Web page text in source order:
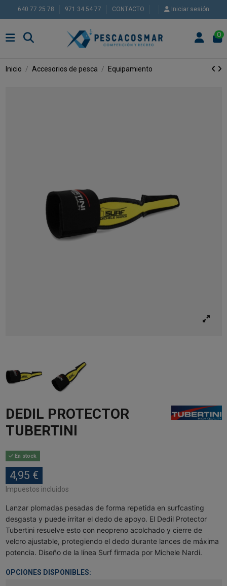
640 77 25 78 971 34 54 77 CONTACTO Iniciar sesión
0
Inicio Accesorios de pesca Equipamiento
DEDIL PROTECTOR
TUBERTINI
En stock
4,95 €
Impuestos incluidos
Lanzar plomadas pesadas de forma repetida en surfcasting
desgasta y puede irritar el dedo de apoyo. El Dedil Protector
Tubertini resuelve esto con neopreno acolchado y cierre de
velcro ajustable, protegiendo el dedo durante lances de máxima
potencia. Diseño de la línea Surf firmada por Michele Nardi.
OPCIONES DISPONIBLES: